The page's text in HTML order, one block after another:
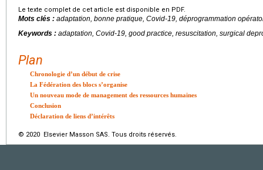
Le texte complet de cet article est disponible en PDF.
Mots clés : adaptation, bonne pratique, Covid-19, déprogrammation
Keywords : adaptation, Covid-19, good practice, resuscitation, surgical
Plan
Chronologie d’un début de crise
La Fédération des blocs s’organise
Un nouveau mode de management des ressources humaines
Conclusion
Déclaration de liens d’intérêts
© 2020 Elsevier Masson SAS. Tous droits réservés.